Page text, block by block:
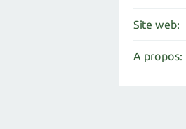
Site web:
A propos: